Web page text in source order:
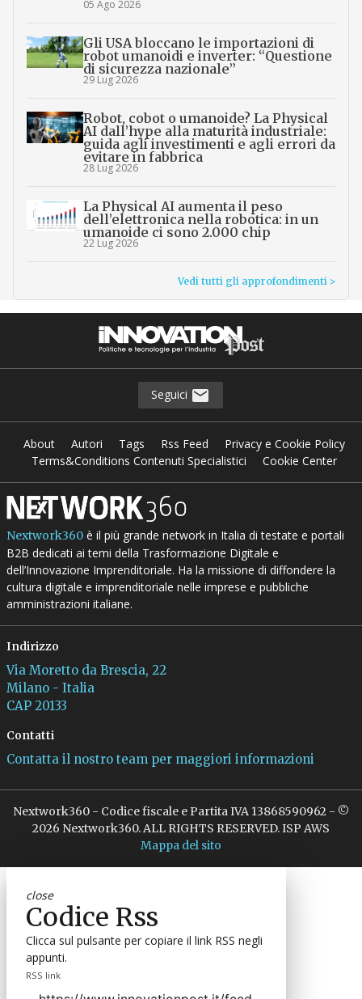
05 Ago 2026
Gli USA bloccano le importazioni di
robot umanoidi e inverter: “Questione
di sicurezza nazionale”
29 Lug 2026
Robot, cobot o umanoide? La Physical
AI dall’hype alla maturità industriale:
guida agli investimenti e agli errori da
evitare in fabbrica
28 Lug 2026
La Physical AI aumenta il peso
dell’elettronica nella robotica: in un
umanoide ci sono 2.000 chip
22 Lug 2026
Vedi tutti gli approfondimenti >
Seguici
About Autori Tags Rss Feed
Privacy e Cookie Policy
Terms&Conditions Contenuti Specialistici
Cookie Center
Nextwork360è il più grande network in Italia di testate e portali
B2B dedicati ai temi della Trasformazione Digitale e
dell’Innovazione Imprenditoriale. Ha la missione di diffondere la
cultura digitale e imprenditoriale nelle imprese e pubbliche
amministrazioni italiane.
Indirizzo
Via Moretto da Brescia, 22
Milano - Italia
CAP 20133
Contatti
Contatta il nostro team per maggiori informazioni
Nextwork360 - Codice fiscale e Partita IVA 13868590962 - ©
2026 Nextwork360. ALL RIGHTS RESERVED. ISP AWS
Mappa del sito
close
Codice Rss
Clicca sul pulsante per copiare il link RSS negli
appunti.
RSS link